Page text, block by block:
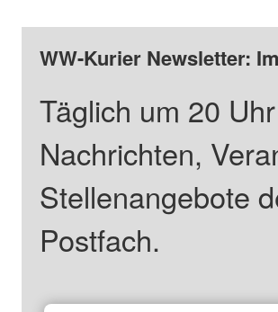
WW-Kurier Newsletter:
Täglich um 20
Nachrichten,
Stellenangebote
Postfach.